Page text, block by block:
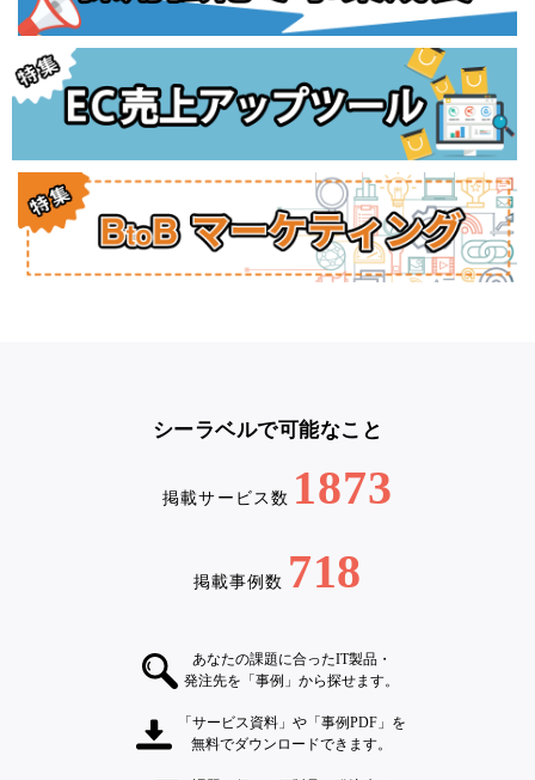
シーラベルで可能なこと
掲載サービス数 1873
掲載事例数 718
あなたの課題に合ったIT製品・
発注先を「事例」から探せます。
「サービス資料」や「事例PDF」を
無料でダウンロードできます。